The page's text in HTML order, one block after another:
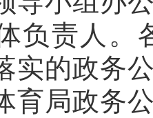
负责人。
实的政务
育局政务